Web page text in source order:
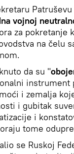
Patruševu
vojnoj
za pokretanje
na čelu
da su "
instrument
i zemalja
i gubitak
i
tome
se Ruskoj